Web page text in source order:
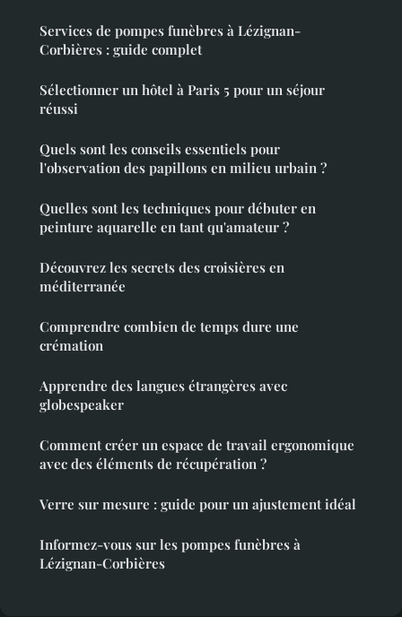
Services de pompes funèbres à Lézignan-
Corbières : guide complet
Sélectionner un hôtel à Paris 5 pour un séjour
réussi
Quels sont les conseils essentiels pour
l'observation des papillons en milieu urbain ?
Quelles sont les techniques pour débuter en
peinture aquarelle en tant qu'amateur ?
Découvrez les secrets des croisières en
méditerranée
Comprendre combien de temps dure une
crémation
Apprendre des langues étrangères avec
globespeaker
Comment créer un espace de travail ergonomique
avec des éléments de récupération ?
Verre sur mesure : guide pour un ajustement idéal
Informez-vous sur les pompes funèbres à
Lézignan-Corbières